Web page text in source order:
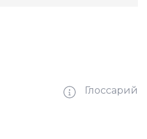
Глоссарий